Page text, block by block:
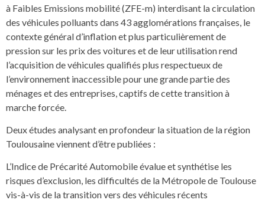
à Faibles Emissions mobilité (ZFE-m) interdisant la circulation
des véhicules polluants dans 43 agglomérations françaises, le
contexte général d’inflation et plus particulièrement de
pression sur les prix des voitures et de leur utilisation rend
l’acquisition de véhicules qualifiés plus respectueux de
l’environnement inaccessible pour une grande partie des
ménages et des entreprises, captifs de cette transition à
marche forcée.
Deux études analysant en profondeur la situation de la région
Toulousaine viennent d’être publiées :
L’Indice de Précarité Automobile évalue et synthétise les
risques d’exclusion, les difficultés de la Métropole de Toulouse
vis-à-vis de la transition vers des véhicules récents